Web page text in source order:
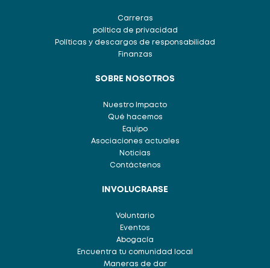
Carreras
política de privacidad
Políticas y descargos de responsabilidad
Finanzas
SOBRE NOSOTROS
Nuestro Impacto
Qué hacemos
Equipo
Asociaciones actuales
Noticias
Contáctenos
INVOLUCRARSE
Voluntario
Eventos
Abogacía
Encuentra tu comunidad local
Maneras de dar